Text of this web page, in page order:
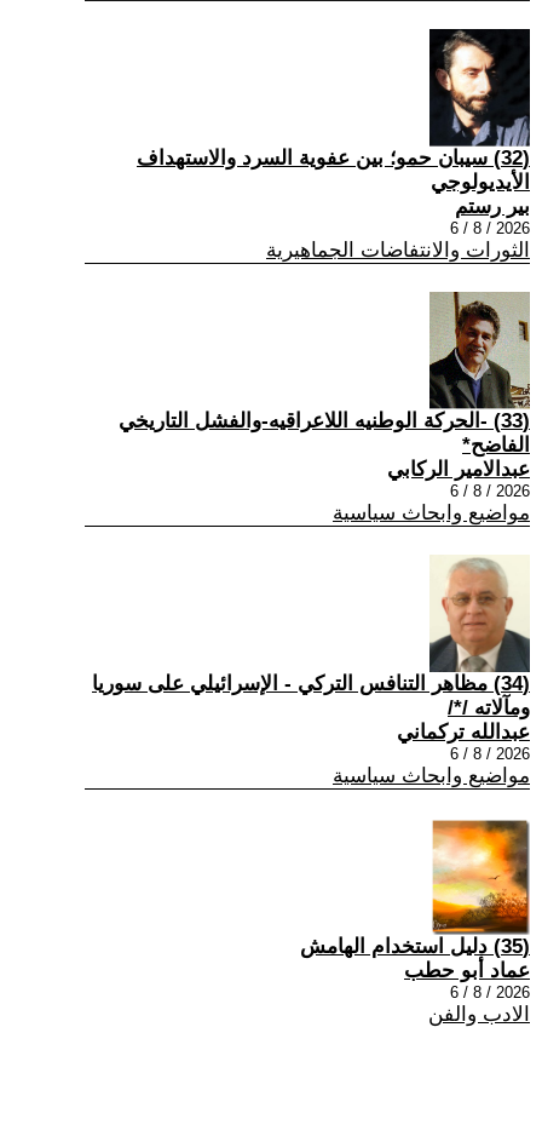
(32) سيبان حمو؛ بين عفوية السرد والاستهداف
الأيديولوجي
بير رستم
2026 / 8 / 6
الثورات والانتفاضات الجماهيرية
(33) -الحركة الوطنيه اللاعراقيه-والفشل التاريخي
الفاضح*
عبدالامير الركابي
2026 / 8 / 6
مواضيع وابحاث سياسية
(34) مظاهر التنافس التركي - الإسرائيلي على سوريا
ومآلاته /*/
عبدالله تركماني
2026 / 8 / 6
مواضيع وابحاث سياسية
(35) دليل استخدام الهامش
عماد أبو حطب
2026 / 8 / 6
الادب والفن